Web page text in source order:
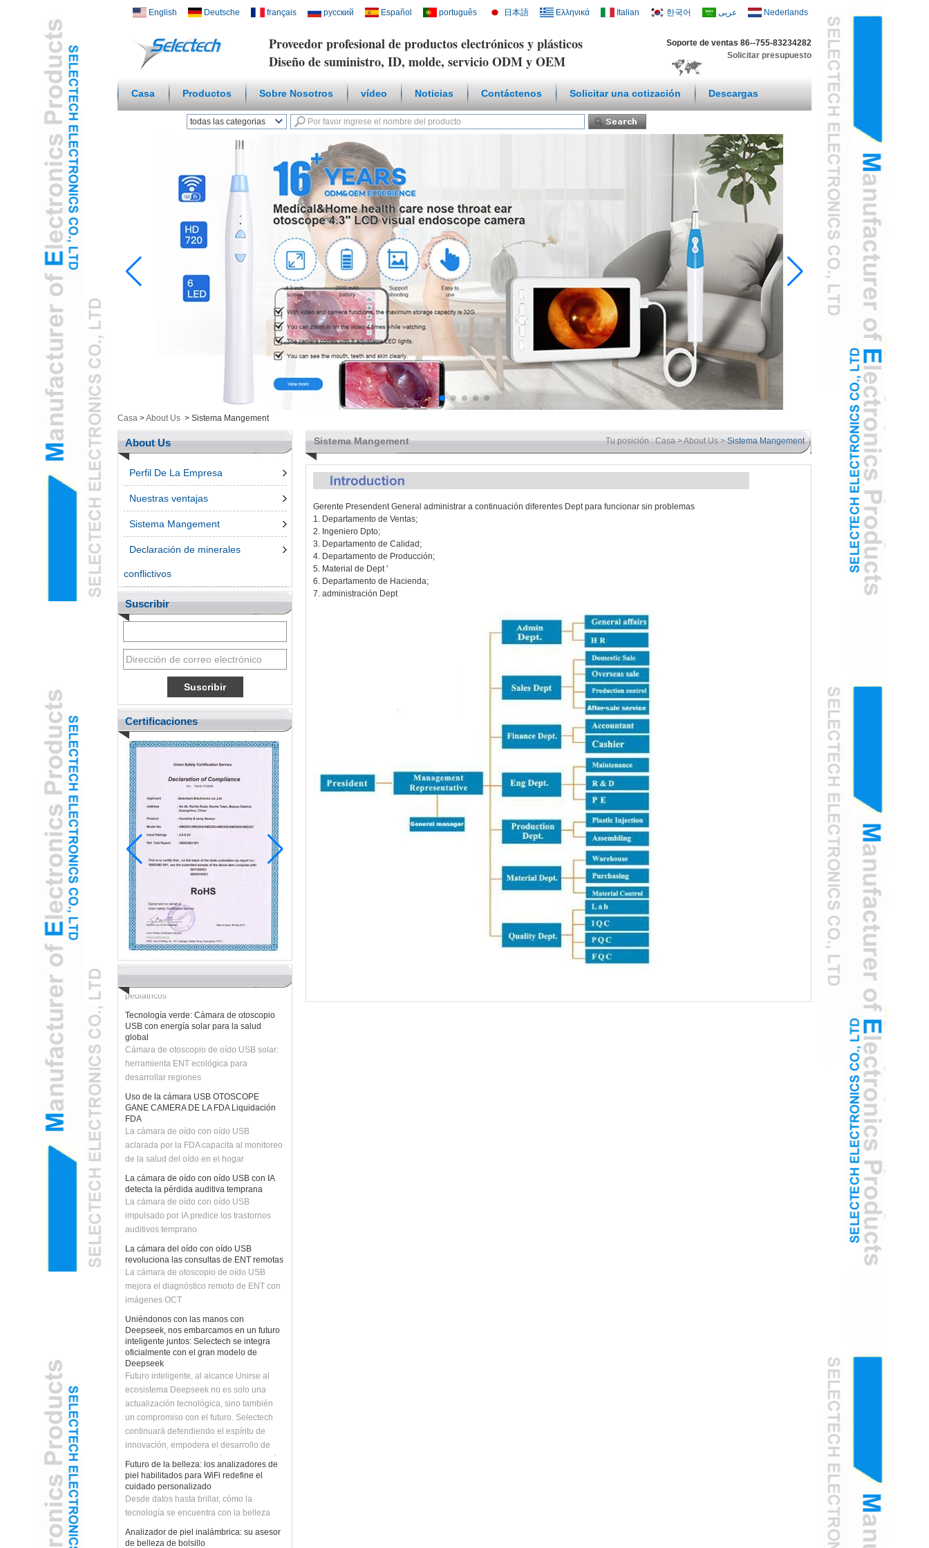
Proveedor profesional de productos electrónicos y plásticos
Diseño de suministro, ID, molde, servicio ODM y OEM
Soporte de ventas 86--755-83234282
Solicitar presupuesto
English Deutsche français русский Español português 日本語 Ελληνικά Italian 한국어 عربى Nederlands
Casa Productos Sobre Nosotros vídeo Noticias Contáctenos Solicitar una cotización Descargas
todas las categorias
Hogar inteligente
inalámbricoL
redL
Placa Multi Media /
Temperatura Humedad
SensorL
Microscopio Digital /
Adaptador De ViajeL
Concentrador USB3.0L
Salud / Cosmética Cam
Electrónica inteligenteL
Productos UngroupedL
bolígrafo 3dL
Accessroies TeléfonoL
Casa >About Us > Sistema Mangement
About Us
Perfil De La Empresa
Nuestras ventajas
Sistema Mangement
Declaración de minerales
conflictivos
Suscribir
Certificaciones
Pediatric Ent adopta la cámara de oído
con oído USB gamificada para reducir la
ansiedad del niño
pediátricos
USB con energía solar para la salud
global
Cámara de otoscopio de oído USB solar:
herramienta ENT ecológica para
desarrollar regiones
GANE CAMERA DE LA FDA Liquidación
FDA
La cámara de oído con oído USB
aclarada por la FDA capacita al monitoreo
de la salud del oído en el hogar
detecta la pérdida auditiva temprana
La cámara de oído con oído USB
impulsado por IA predice los trastornos
auditivos temprano
revoluciona las consultas de ENT remotas
La cámara de otoscopio de oído USB
mejora el diagnóstico remoto de ENT con
imágenes OCT
Deepseek, nos embarcamos en un futuro
inteligente juntos: Selectech se integra
oficialmente con el gran modelo de
Deepseek
Futuro inteligente, al alcance Unirse al
ecosistema Deepseek no es solo una
actualización tecnológica, sino también
un compromiso con el futuro. Selectech
continuará defendiendo el espíritu de
innovación, empodera el desarrollo de
negocios con la tecnología de IA y traerá a
los clientes soluciones más inteligentes y
eficientes. ¡Unirnos con Deepseek para
desatar el futuro inteligente y crear
infinitas posibilidades juntas!
Futuro de la belleza: los analizadores de
piel habilitados para WiFi redefine el
cuidado personalizado
Desde datos hasta brillar, cómo la
tecnología se encuentra con la belleza
de belleza de bolsillo
Empodera tu viaje de cuidado de la piel
Sistema Mangement Tu posición :Casa>About Us>Sistema Mangement
Gerente Presendent General administrar a continuación diferentes Dept para funcionar sin problemas
1. Departamento de Ventas;
2. Ingeniero Dpto;
3. Departamento de Calidad;
4. Departamento de Producción;
5. Material de Dept '
6. Departamento de Hacienda;
7. administración Dept